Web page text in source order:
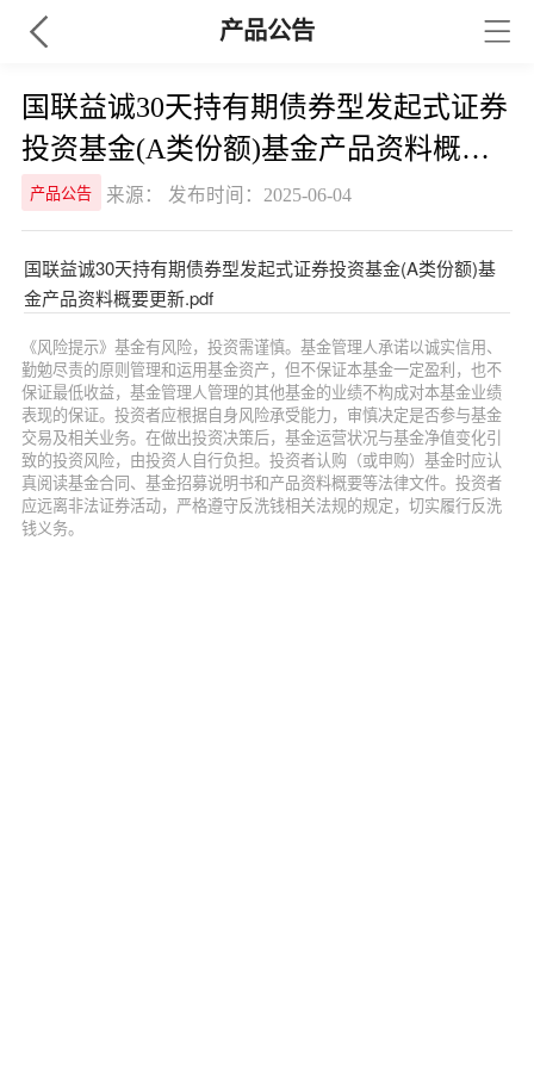
产品公告
国联益诚30天持有期债券型发起式证券
投资基金(A类份额)基金产品资料概要
更新
产品公告 来源： 发布时间：2025-06-04
国联益诚30天持有期债券型发起式证券投资基金(A类份额)基
金产品资料概要更新.pdf
《风险提示》基金有风险，投资需谨慎。基金管理人承诺以诚实信用、
勤勉尽责的原则管理和运用基金资产，但不保证本基金一定盈利，也不
保证最低收益，基金管理人管理的其他基金的业绩不构成对本基金业绩
表现的保证。投资者应根据自身风险承受能力，审慎决定是否参与基金
交易及相关业务。在做出投资决策后，基金运营状况与基金净值变化引
致的投资风险，由投资人自行负担。投资者认购（或申购）基金时应认
真阅读基金合同、基金招募说明书和产品资料概要等法律文件。投资者
应远离非法证券活动，严格遵守反洗钱相关法规的规定，切实履行反洗
钱义务。